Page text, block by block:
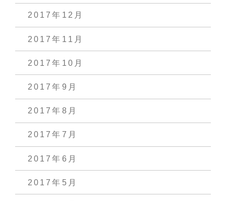
2017年12月
2017年11月
2017年10月
2017年9月
2017年8月
2017年7月
2017年6月
2017年5月